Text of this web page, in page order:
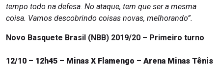
tempo todo na defesa. No ataque, tem que ser a mesma
coisa. Vamos descobrindo coisas novas, melhorando”.
Novo Basquete Brasil (NBB) 2019/20 – Primeiro turno
12/10 – 12h45 – Minas X Flamengo – Arena Minas Tênis